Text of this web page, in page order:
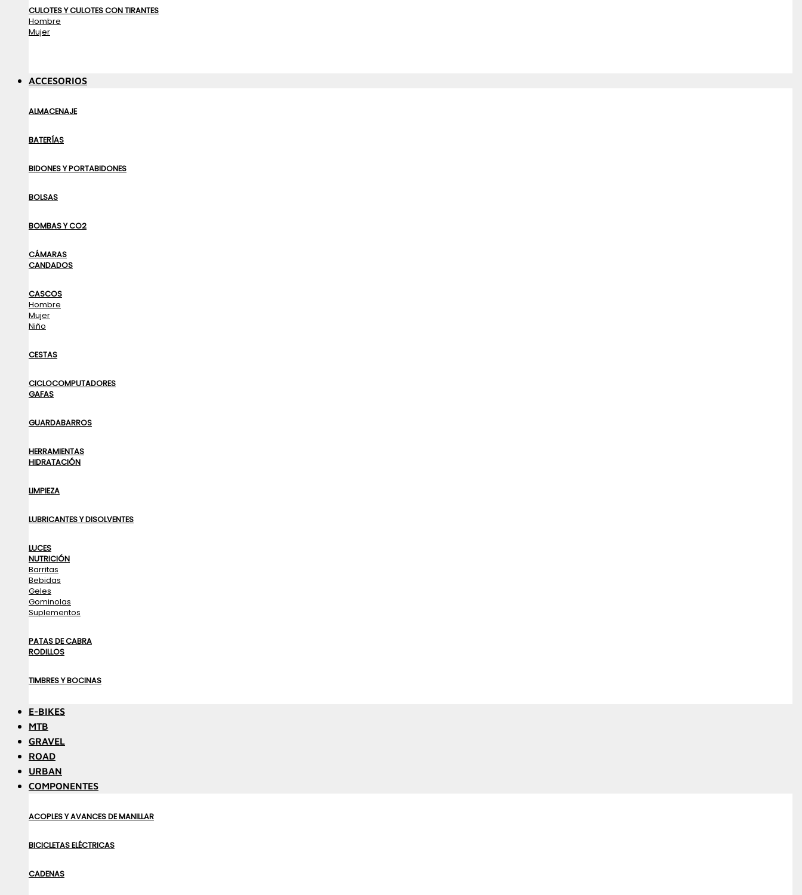
CULOTES Y CULOTES CON TIRANTES
Hombre
Mujer
ACCESORIOS
ALMACENAJE
BATERÍAS
BIDONES Y PORTABIDONES
BOLSAS
BOMBAS Y CO2
CÁMARAS
CANDADOS
CASCOS
Hombre
Mujer
Niño
CESTAS
CICLOCOMPUTADORES
GAFAS
GUARDABARROS
HERRAMIENTAS
HIDRATACIÓN
LIMPIEZA
LUBRICANTES Y DISOLVENTES
LUCES
NUTRICIÓN
Barritas
Bebidas
Geles
Gominolas
Suplementos
PATAS DE CABRA
RODILLOS
TIMBRES Y BOCINAS
E-BIKES
MTB
GRAVEL
ROAD
URBAN
COMPONENTES
ACOPLES Y AVANCES DE MANILLAR
BICICLETAS ELÉCTRICAS
CADENAS